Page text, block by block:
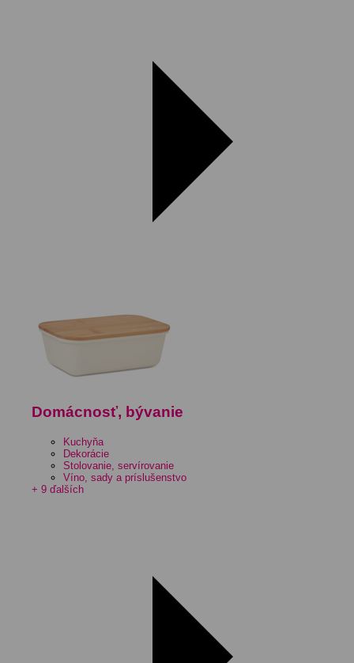
Domácnosť, bývanie
Kuchyňa
Dekorácie
Stolovanie, servírovanie
Víno, sady a príslušenstvo
+ 9 ďalších